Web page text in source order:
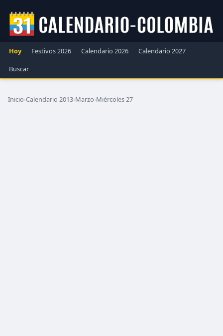
Hoy Festivos 2026 Calendario 2026
Calendario 2027
Buscar
Inicio›Calendario 2013›Marzo›Miércoles 27